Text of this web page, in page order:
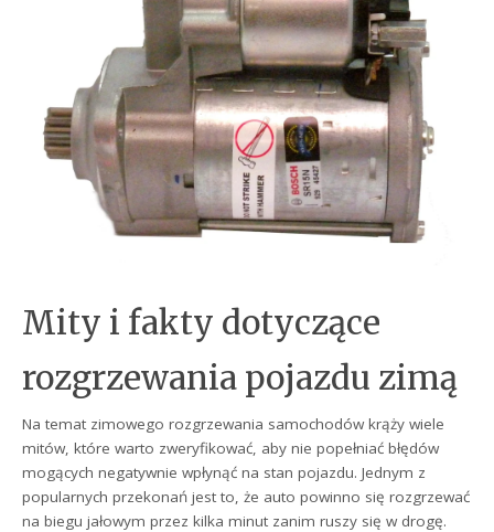
Mity i fakty dotyczące
rozgrzewania pojazdu zimą
Na temat zimowego rozgrzewania samochodów krąży wiele
mitów, które warto zweryfikować, aby nie popełniać błędów
mogących negatywnie wpłynąć na stan pojazdu. Jednym z
popularnych przekonań jest to, że auto powinno się rozgrzewać
na biegu jałowym przez kilka minut zanim ruszy się w drogę.